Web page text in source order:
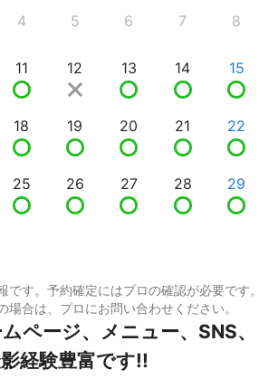
4 5 6 7 8
11 12 13 14 15
18 19 20 21 22
25 26 27 28 29
です。予約確定にはプロの確認が必要です。
場合は、プロにお問い合わせください。
ページ、メニュー、SNS、
経験豊富です!!